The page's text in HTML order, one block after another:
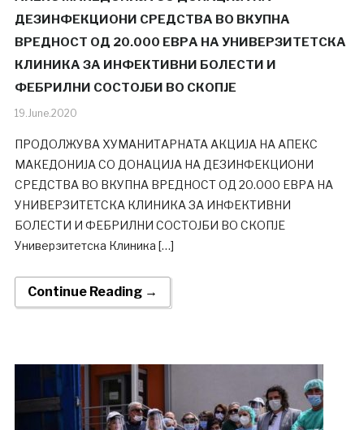
ДЕЗИНФЕКЦИОНИ СРЕДСТВА ВО ВКУПНА
ВРЕДНОСТ ОД 20.000 ЕВРА НА УНИВЕРЗИТЕТСКА
КЛИНИКА ЗА ИНФЕКТИВНИ БОЛЕСТИ И
ФЕБРИЛНИ СОСТОЈБИ ВО СКОПЈЕ
19.June.2020
ПРОДОЛЖУВА ХУМАНИТАРНАTA АКЦИЈА НА АПЕКС
МАКЕДОНИЈА СО ДОНАЦИЈА НА ДЕЗИНФЕКЦИОНИ
СРЕДСТВА ВО ВКУПНА ВРЕДНОСТ ОД 20.000 ЕВРА НА
УНИВЕРЗИТЕТСКА КЛИНИКА ЗА ИНФЕКТИВНИ
БОЛЕСТИ И ФЕБРИЛНИ СОСТОЈБИ ВО СКОПЈЕ
Универзитетска Клиника […]
Continue Reading →